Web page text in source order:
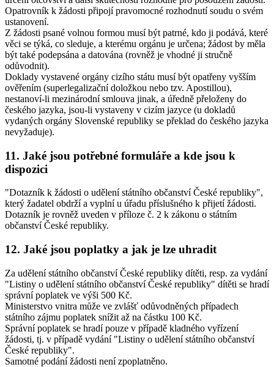
Opatrovník k žádosti připojí pravomocné rozhodnutí soudu o svém
ustanovení.
Z žádosti psané volnou formou musí být patrné, kdo ji podává, které
věci se týká, co sleduje, a kterému orgánu je určena; žádost by měla
být také podepsána a datována (rovněž je vhodné ji stručně
odůvodnit).
Doklady vystavené orgány cizího státu musí být opatřeny vyšším
ověřením (superlegalizační doložkou nebo tzv. Apostillou),
nestanoví-li mezinárodní smlouva jinak, a úředně přeloženy do
českého jazyka, jsou-li vystaveny v cizím jazyce (u dokladů
vydaných orgány Slovenské republiky se překlad do českého jazyka
nevyžaduje).
11. Jaké jsou potřebné formuláře a kde jsou k
dispozici
"Dotazník k žádosti o udělení státního občanství České republiky",
který žadatel obdrží a vyplní u úřadu příslušného k přijetí žádosti.
Dotazník je rovněž uveden v příloze č. 2 k zákonu o státním
občanství České republiky.
12. Jaké jsou poplatky a jak je lze uhradit
Za udělení státního občanství České republiky dítěti, resp. za vydání
"Listiny o udělení státního občanství České republiky" dítěti se hradí
správní poplatek ve výši 500 Kč.
Ministerstvo vnitra může ve zvlášť odůvodněných případech
státního zájmu poplatek snížit až na částku 100 Kč.
Správní poplatek se hradí pouze v případě kladného vyřízení
žádosti, tj. v případě vydání "Listiny o udělení státního občanství
České republiky".
Samotné podání žádosti není zpoplatněno.